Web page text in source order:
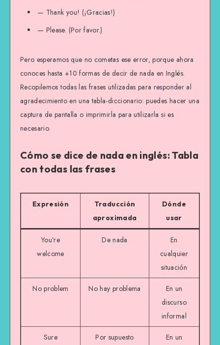
— Thank you! (¡Gracias!)
— Please. (Por favor.)
Pero esperamos que no cometas ese error, porque ahora
conoces hasta +10 formas de decir de nada en Inglés.
Recopilemos todas las frases utilizadas para responder al
agradecimiento en una tabla-diccionario: puedes hacer una
captura de pantalla o imprimirla para utilizarla si es
necesario.
Cómo se dice de nada en inglés: Tabla
con todas las frases
Expresión
Traducción
aproximada
Dónde
usar
You’re
welcome
De nada
En
cualquier
situación
No problem No hay problema
En un
discurso
informal
Sure Por supuesto
En un